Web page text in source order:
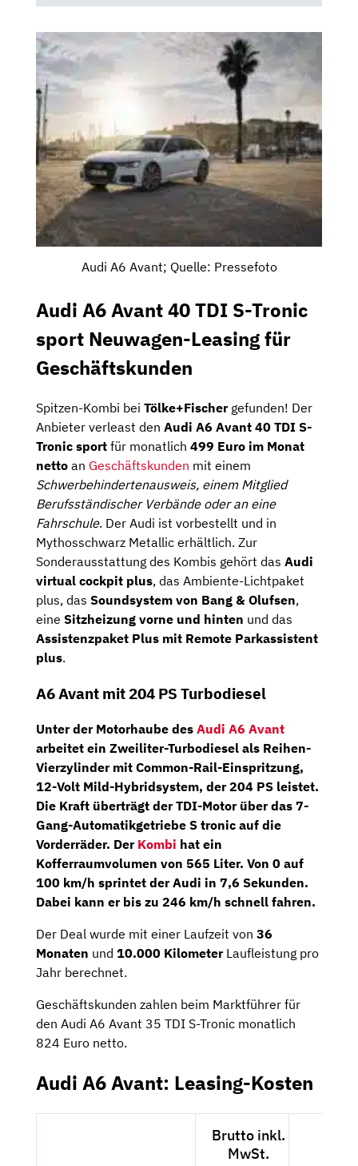
Audi A6 Avant; Quelle: Pressefoto
Audi A6 Avant 40 TDI S-Tronic
sport Neuwagen-Leasing für
Geschäftskunden
Spitzen-Kombi bei Tölke+Fischergefunden! Der
Anbieter verleast den Audi A6 Avant 40 TDI S-
Tronic sport für monatlich 499 Euro im Monat
netto an Geschäftskunden mit einem
Schwerbehindertenausweis, einem Mitglied
Berufsständischer Verbände oder an eine
Fahrschule. Der Audi ist vorbestellt und in
Mythosschwarz Metallic erhältlich. Zur
Sonderausstattung des Kombis gehört das Audi
virtual cockpit plus, das Ambiente-Lichtpaket
plus, das Soundsystem von Bang & Olufsen,
eine Sitzheizung vorne und hinten und das
Assistenzpaket Plus mit Remote Parkassistent
plus.
A6 Avant mit 204 PS Turbodiesel
Unter der Motorhaube des Audi A6 Avant
arbeitet ein Zweiliter-Turbodiesel als Reihen-
Vierzylinder mit Common-Rail-Einspritzung,
12-Volt Mild-Hybridsystem, der204 PS leistet.
Die Kraft überträgt der TDI-Motor über das 7-
Gang-Automatikgetriebe S tronic auf die
Vorderräder. Der Kombi hat ein
Kofferraumvolumen von 565 Liter. Von 0 auf
100 km/h sprintet der Audi in 7,6 Sekunden.
Dabei kann er bis zu 246 km/h schnell fahren.
Der Deal wurde mit einer Laufzeit von 36
Monaten und 10.000 KilometerLaufleistung pro
Jahr berechnet.
Geschäftskunden zahlen beim Marktführer für
den Audi A6 Avant 35 TDI S-Tronic monatlich
824 Euro netto.
Audi A6 Avant: Leasing-Kosten
Brutto inkl.
MwSt.